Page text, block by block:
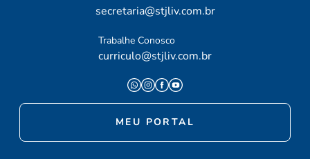
secretaria@stjliv.com.br
Trabalhe Conosco
curriculo@stjliv.com.br
MEU PORTAL